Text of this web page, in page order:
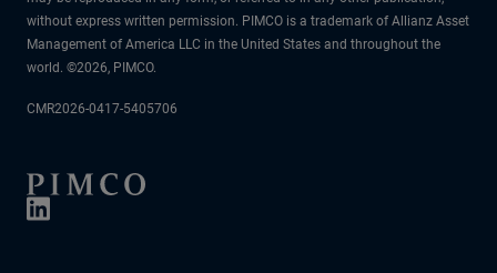
without express written permission. PIMCO is a trademark of Allianz Asset
Management of America LLC in the United States and throughout the
world. ©2026, PIMCO.
CMR2026-0417-5405706